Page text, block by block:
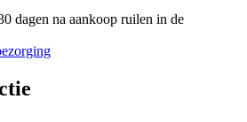
dagen na aankoop ruilen in de